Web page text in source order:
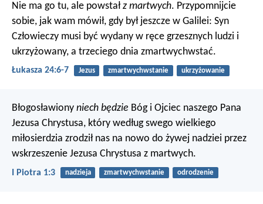
Nie ma go tu, ale powstałz martwych. Przypomnijcie
sobie, jak wam mówił, gdy był jeszcze w Galilei: Syn
Człowieczy musi być wydany w ręce grzesznych ludzi i
ukrzyżowany, a trzeciego dnia zmartwychwstać.
Łukasza 24:6-7 Jezus zmartwychwstanie ukrzyżowanie
Błogosławiony niech będzie Bóg i Ojciec naszego Pana
Jezusa Chrystusa, który według swego wielkiego
miłosierdzia zrodził nas na nowo do żywej nadziei przez
wskrzeszenie Jezusa Chrystusa z martwych.
I Piotra 1:3 nadzieja zmartwychwstanie odrodzenie